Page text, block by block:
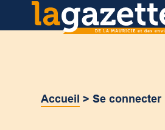
Accueil >Se connecter